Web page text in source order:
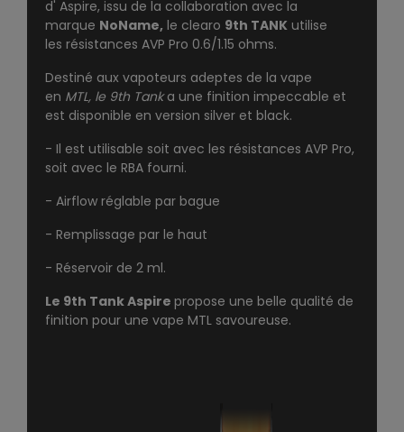
d' Aspire, issu de la collaboration avec la
marque NoName, le clearo 9th TANK utilise
les résistances AVP Pro 0.6/1.15 ohms.
Destiné aux vapoteurs adeptes de la vape
en MTL, le 9th Tanka une finition impeccable et
est disponible en version silver et black.
- Il est utilisable soit avec les résistances AVP Pro,
soit avec le RBA fourni.
- Airflow réglable par bague
- Remplissage par le haut
- Réservoir de 2 ml.
Le 9th Tank Aspire propose une belle qualité de
finition pour une vape MTL savoureuse.